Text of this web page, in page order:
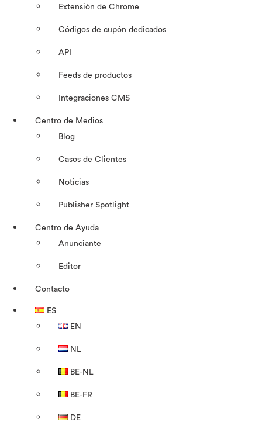
Extensión de Chrome
Códigos de cupón dedicados
API
Feeds de productos
Integraciones CMS
Centro de Medios
Blog
Casos de Clientes
Noticias
Publisher Spotlight
Centro de Ayuda
Anunciante
Editor
Contacto
ES
EN
NL
BE-NL
BE-FR
DE